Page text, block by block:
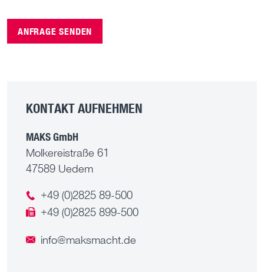
ANFRAGE SENDEN
KONTAKT AUFNEHMEN
MAKS GmbH
Molkereistraße 61
47589 Uedem
+49 (0)2825 89-500
+49 (0)2825 899-500
info@maksmacht.de